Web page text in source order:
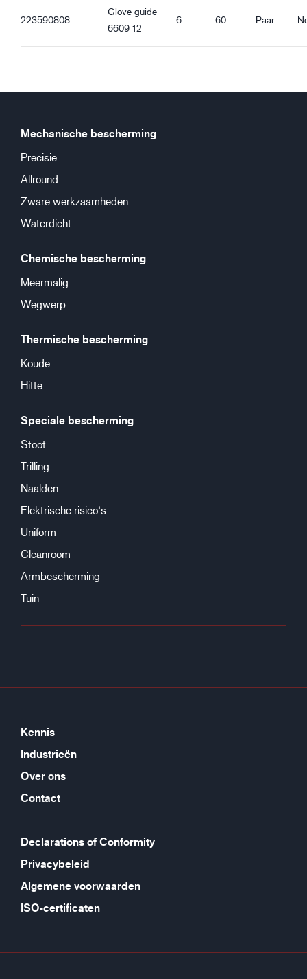
223590808
Glove guide
6609 12
6 60 Paar
Mechanische bescherming
Precisie
Allround
Zware werkzaamheden
Waterdicht
Chemische bescherming
Meermalig
Wegwerp
Thermische bescherming
Koude
Hitte
Speciale bescherming
Stoot
Trilling
Naalden
Elektrische risico‘s
Uniform
Cleanroom
Armbescherming
Tuin
Kennis
Industrieën
Over ons
Contact
Declarations of Conformity
Privacybeleid
Algemene voorwaarden
ISO-certificaten